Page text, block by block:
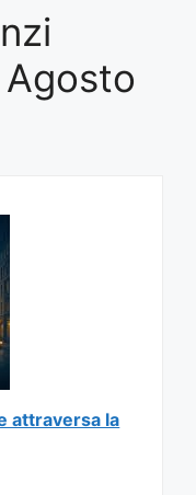
Agosto
attraversa la